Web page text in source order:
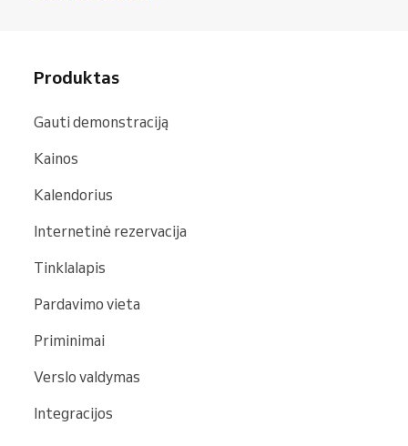
Produktas
Gauti demonstraciją
Kainos
Kalendorius
Internetinė rezervacija
Tinklalapis
Pardavimo vieta
Priminimai
Verslo valdymas
Integracijos